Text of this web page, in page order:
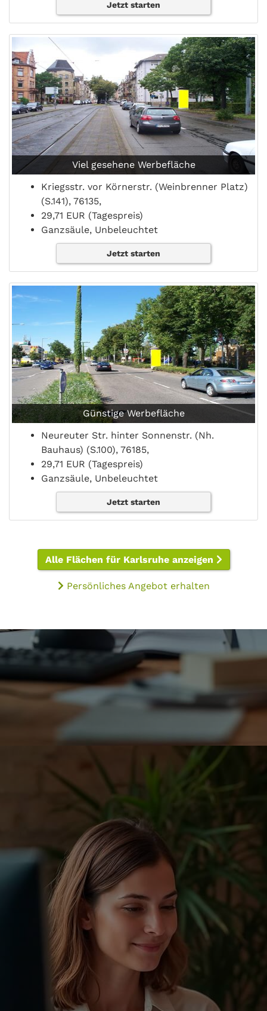
Jetzt starten
Viel gesehene Werbefläche
Kriegsstr. vor Körnerstr. (Weinbrenner Platz)
(S.141), 76135,
29,71 EUR (Tagespreis)
Ganzsäule, Unbeleuchtet
Jetzt starten
Günstige Werbefläche
Neureuter Str. hinter Sonnenstr. (Nh.
Bauhaus) (S.100), 76185,
29,71 EUR (Tagespreis)
Ganzsäule, Unbeleuchtet
Jetzt starten
Alle Flächen für Karlsruhe anzeigen
Persönliches Angebot erhalten